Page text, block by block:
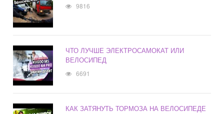
9816
ЧТО ЛУЧШЕ ЭЛЕКТРОСАМОКАТ ИЛИ
ВЕЛОСИПЕД
6691
КАК ЗАТЯНУТЬ ТОРМОЗА НА ВЕЛОСИПЕДЕ